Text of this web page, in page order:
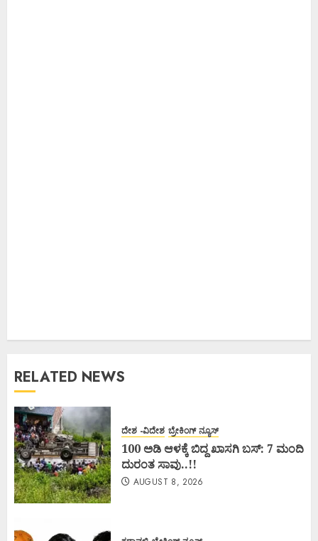
RELATED NEWS
ದೇಶ -ವಿದೇಶ ಬ್ರೇಕಿಂಗ್ ನ್ಯೂಸ್
100 ಅಡಿ ಆಳಕ್ಕೆ ಬಿದ್ದ ಖಾಸಗಿ ಬಸ್: 7 ಮಂದಿ
ದುರಂತ ಸಾವು..!!
AUGUST 8, 2026